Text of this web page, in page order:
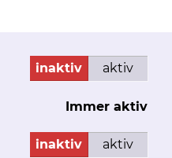
Erreichbarkeit
Montag
09:00 -
Mittwoch
09:00 -
Donnerstag
09:00 -
inaktiv aktiv
Immer aktiv
inaktiv aktiv